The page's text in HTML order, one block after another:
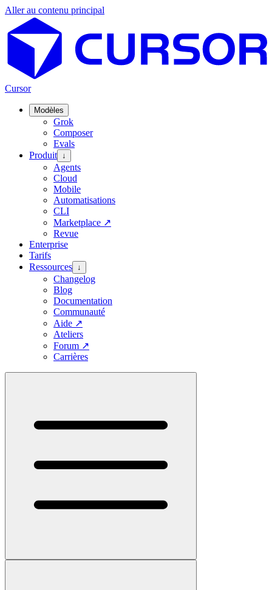
Aller au contenu principal
Cursor
Modèles
Grok
Composer
Evals
Produit ↓
Agents
Cloud
Mobile
Automatisations
CLI
Marketplace ↗
Revue
Enterprise
Tarifs
Ressources ↓
Changelog
Blog
Documentation
Communauté
Aide ↗
Ateliers
Forum ↗
Carrières